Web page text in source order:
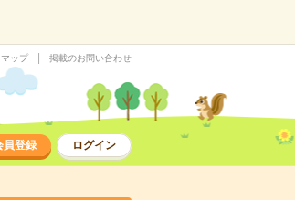
ップ 掲載のお問い合わせ
員登録 ログイン